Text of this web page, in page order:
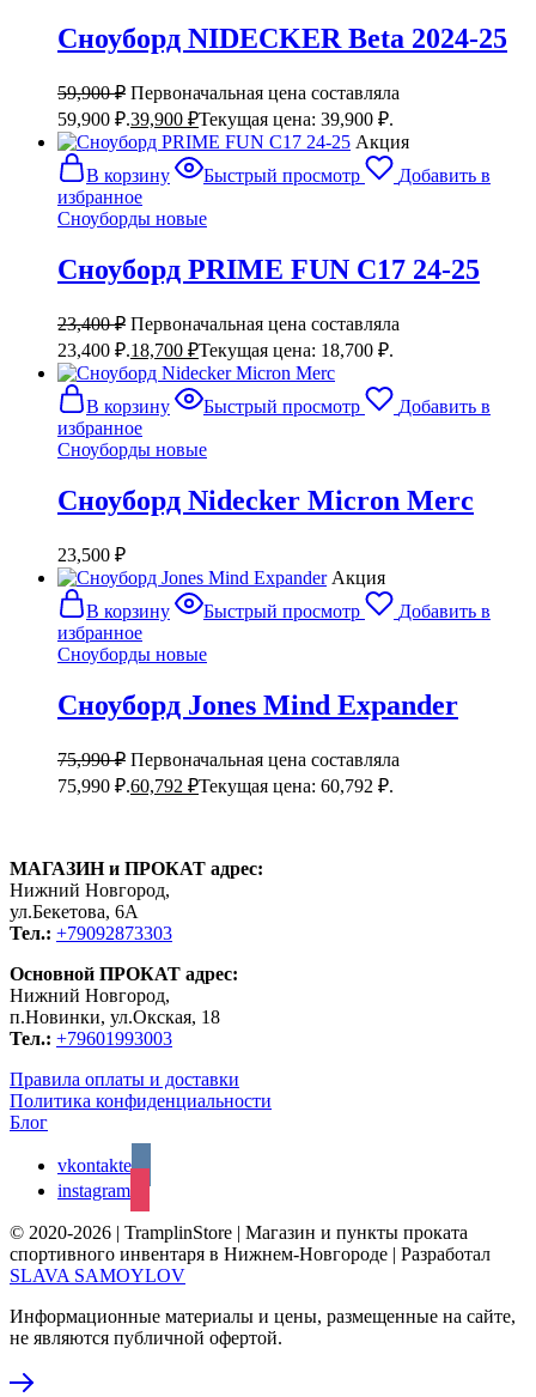
Сноуборд NIDECKER Beta 2024-25
59,900₽ Первоначальная цена составляла
59,900 ₽.39,900 ₽Текущая цена: 39,900 ₽.
Акция
В корзину
Быстрый просмотр
Добавить в
избранное
Сноуборды новые
Сноуборд PRIME FUN C17 24-25
23,400₽ Первоначальная цена составляла
23,400 ₽.18,700 ₽Текущая цена: 18,700 ₽.
В корзину Быстрый просмотр
Добавить в
избранное
Сноуборды новые
Сноуборд Nidecker Micron Merc
23,500 ₽
Акция
В корзину
Быстрый просмотр
Добавить в
избранное
Сноуборды новые
Сноуборд Jones Mind Expander
75,990₽ Первоначальная цена составляла
75,990 ₽.60,792 ₽Текущая цена: 60,792 ₽.
МАГАЗИН и ПРОКАТ адрес:
Нижний Новгород,
ул.Бекетова, 6А
Тел.: +79092873303
Основной ПРОКАТ адрес:
Нижний Новгород,
п.Новинки, ул.Окская, 18
Тел.: +79601993003
Правила оплаты и доставки
Политика конфиденциальности
Блог
vkontakte
instagram
© 2020-2026 | TramplinStore | Магазин и пункты проката
спортивного инвентаря в Нижнем-Новгороде | Разработал
SLAVA SAMOYLOV
Информационные материалы и цены, размещенные на сайте,
не являются публичной офертой.